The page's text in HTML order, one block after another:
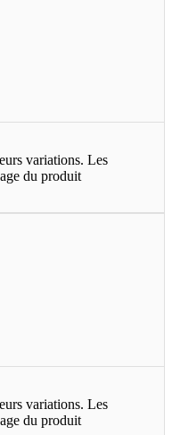
variations. Les
du produit
variations. Les
du produit